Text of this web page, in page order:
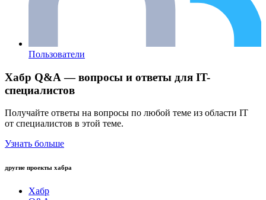
Пользователи
Хабр Q&A — вопросы и ответы для IT-
специалистов
Получайте ответы на вопросы по любой теме из области IT
от специалистов в этой теме.
Узнать больше
другие проекты хабра
Хабр